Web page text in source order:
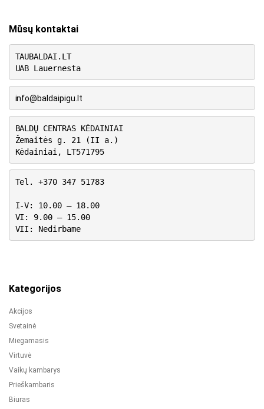
Mūsų kontaktai
TAUBALDAI.LT
UAB Lauernesta
info@baldaipigu.lt
BALDŲ CENTRAS KĖDAINIAI
Žemaitės g. 21 (II a.)
Kėdainiai, LT571795
Tel. +370 347 51783
I-V: 10.00 – 18.00
VI: 9.00 – 15.00
VII: Nedirbame
Kategorijos
Akcijos
Svetainė
Miegamasis
Virtuvė
Vaikų kambarys
Prieškambaris
Biuras